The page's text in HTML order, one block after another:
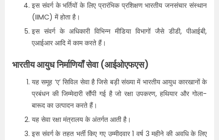
इस संवर्ग के भर्तियों के लिए प्रारंभिक प्रशिक्षण भारतीय जनसंचार संस्थान
(IIMC) में होता है।
इस संवर्ग के अधिकारी विभिन्न मीडिया विभागों जैसे डीडी, पीआईबी,
एआईआर आदि में काम करते हैं।
भारतीय आयुध निर्माणियाँ सेवा (आईओएफएस)
यह समूह ‘ए’ सिविल सेवा है जिसे बड़ी संख्या में भारतीय आयुध कारखानों के
प्रबंधन की जिम्मेदारी सौंपी गई है जो रक्षा उपकरण, हथियार और गोला-
बारूद का उत्पादन करते हैं।
यह सेवा रक्षा मंत्रालय के अंतर्गत आती है।
इस संवर्ग के तहत भर्ती किए गए उम्मीदवार 1 वर्ष 3 महीने की अवधि के लिए